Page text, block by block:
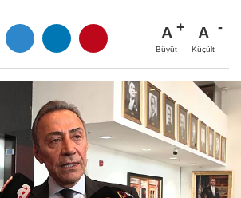
A
Büyüt
A
Küçült